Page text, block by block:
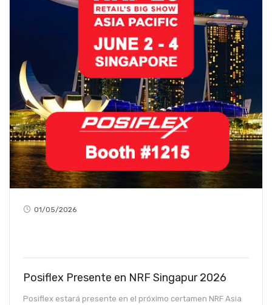
01/05/2026
Posiflex Presente en NRF Singapur 2026
Posiflex estará presente en el próximo certamen NRF Asia